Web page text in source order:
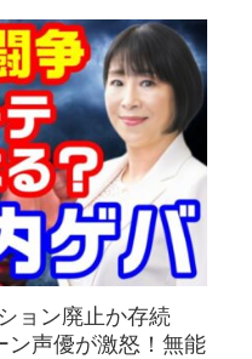
ョン廃止か存続
ン声優が激怒！無能